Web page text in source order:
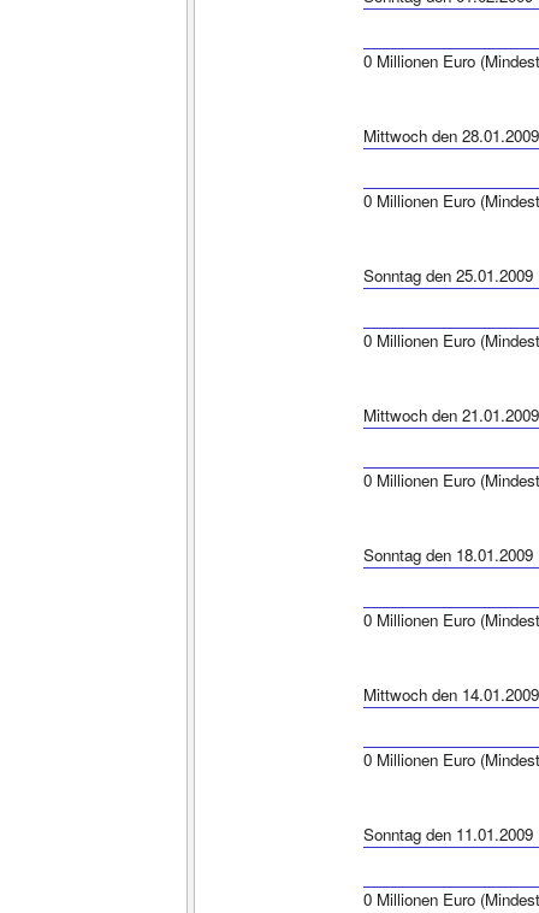
0 Millionen Euro
Mittwoch den 28.01.2009
0 Millionen Euro
Sonntag den 25.01.2009
0 Millionen Euro
Mittwoch den 21.01.2009
0 Millionen Euro
Sonntag den 18.01.2009
0 Millionen Euro
Mittwoch den 14.01.2009
0 Millionen Euro
Sonntag den 11.01.2009
0 Millionen Euro